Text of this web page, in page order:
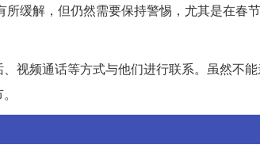
缓解，但仍然需要保持警惕，尤其是在春
视频通话等方式与他们进行联系。虽然不能